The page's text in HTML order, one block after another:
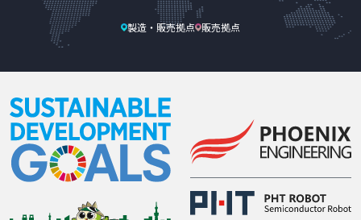
製造・販売拠点 販売拠点